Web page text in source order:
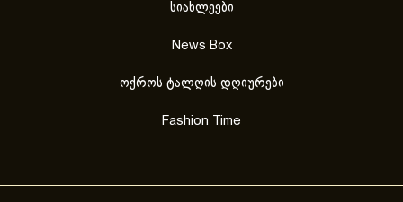
სიახლეები
News Box
ოქროს ტალღის დღიურები
Fashion Time